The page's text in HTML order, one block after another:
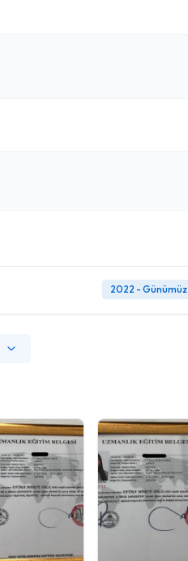
2022 - Günümüz